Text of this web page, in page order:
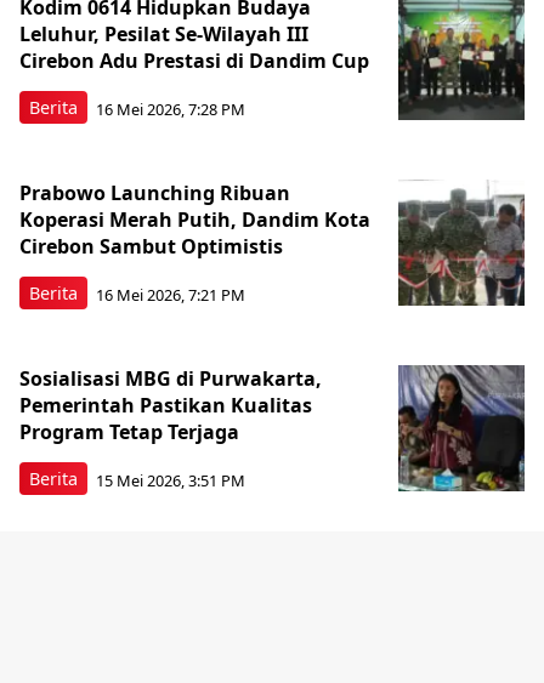
Berita
Kodim 0614 Hidupkan Budaya
Leluhur, Pesilat Se-Wilayah III
Cirebon Adu Prestasi di Dandim Cup
16 Mei 2026, 7:28 PM
Berita
Prabowo Launching Ribuan
Koperasi Merah Putih, Dandim Kota
Cirebon Sambut Optimistis
16 Mei 2026, 7:21 PM
Berita
Sosialisasi MBG di Purwakarta,
Pemerintah Pastikan Kualitas
Program Tetap Terjaga
15 Mei 2026, 3:51 PM